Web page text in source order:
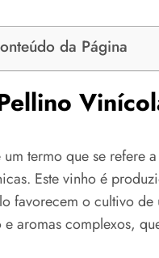
da Página
termo que se refere
Este vinho é
favorecem o cultivo
aromas complexos,